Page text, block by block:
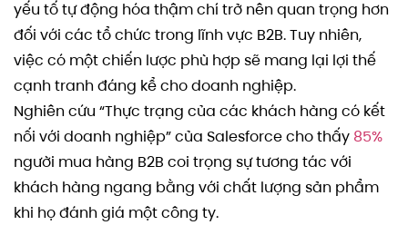
yếu tố tự động hóa thậm chí trở nên quan trọng hơn
đối với các tổ chức trong lĩnh vực B2B. Tuy nhiên,
việc có một chiến lược phù hợp sẽ mang lại lợi thế
cạnh tranh đáng kể cho doanh nghiệp.
Nghiên cứu “Thực trạng của các khách hàng có kết
nối với doanh nghiệp” của Salesforce cho thấy 85%
người mua hàng B2B coi trọng sự tương tác với
khách hàng ngang bằng với chất lượng sản phẩm
khi họ đánh giá một công ty.